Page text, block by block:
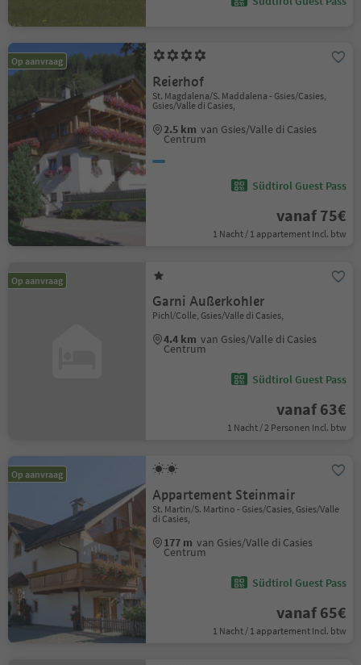
Op aanvraag
Reierhof
St. Magdalena/S. Maddalena - Gsies/Casies,
Gsies/Valle di Casies,
2.5 km van Gsies/Valle di Casies
Centrum
Südtirol Guest Pass
vanaf 75€
1 Nacht / 1 appartement Incl. btw
Op aanvraag
Garni Außerkohler
Pichl/Colle, Gsies/Valle di Casies,
4.4 km van Gsies/Valle di Casies
Centrum
Südtirol Guest Pass
vanaf 63€
1 Nacht / 2 Personen Incl. btw
Op aanvraag
Appartement Steinmair
St. Martin/S. Martino - Gsies/Casies, Gsies/Valle
di Casies,
177 m van Gsies/Valle di Casies
Centrum
Südtirol Guest Pass
vanaf 65€
1 Nacht / 1 appartement Incl. btw